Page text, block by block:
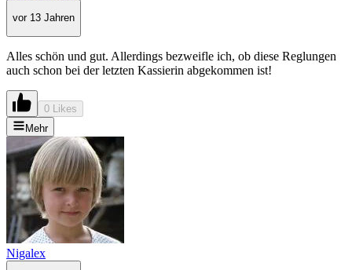
vor 13 Jahren
Alles schön und gut. Allerdings bezweifle ich, ob diese Reglungen
auch schon bei der letzten Kassierin abgekommen ist!
0 Likes
Mehr
Nigalex